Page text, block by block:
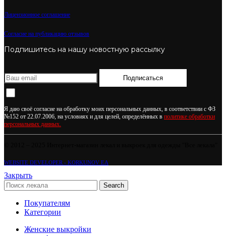
Лицензионное соглашение
Согласие на публикацию отзывов
Подпишитесь на нашу новостную рассылку
Подписаться
Я даю своё согласие на обработку моих персональных данных, в соответствии с ФЗ
№152 от 22.07.2006, на условиях и для целей, определённых в политике обработки
персональных данных.
WEBSITE DEVELOPER - KORKUNOV EA
Закрыть
Search
Покупателям
Категории
Женские выкройки